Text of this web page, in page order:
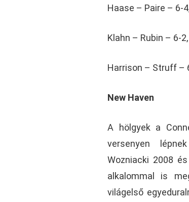
Haase – Paire – 6-
Klahn – Rubin – 6-
Harrison – Struff –
New Haven
A hölgyek a
versenyen
Wozniacki 2008
alkalommal is
világelső